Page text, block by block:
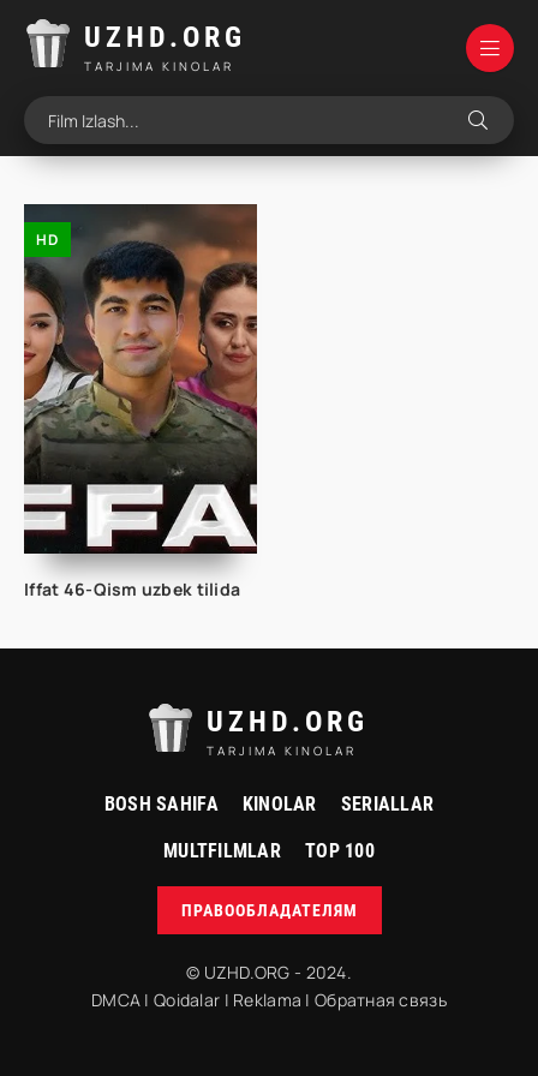
UZHD.ORG
TARJIMA KINOLAR
HD
Iffat 46-Qism uzbek tilida
UZHD.ORG
TARJIMA KINOLAR
BOSH SAHIFA KINOLAR SERIALLAR
MULTFILMLAR TOP 100
ПРАВООБЛАДАТЕЛЯМ
© UZHD.ORG - 2024.
DMCA |Qoidalar | Reklama | Обратная связь